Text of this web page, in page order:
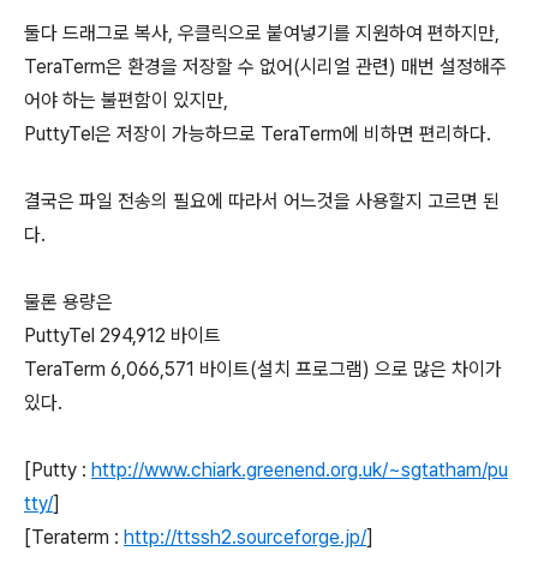
둘다 드래그로 복사, 우클릭으로 붙여넣기를 지원하여 편하지만,
TeraTerm은 환경을 저장할 수 없어(시리얼 관련) 매번 설정해주
어야 하는 불편함이 있지만,
PuttyTel은 저장이 가능하므로 TeraTerm에 비하면 편리하다.
결국은 파일 전송의 필요에 따라서 어느것을 사용할지 고르면 된
다.
물론 용량은
PuttyTel 294,912 바이트
TeraTerm 6,066,571 바이트(설치 프로그램) 으로 많은 차이가
있다.
[Putty : http://www.chiark.greenend.org.uk/~sgtatham/pu
tty/]
[Teraterm : http://ttssh2.sourceforge.jp/]